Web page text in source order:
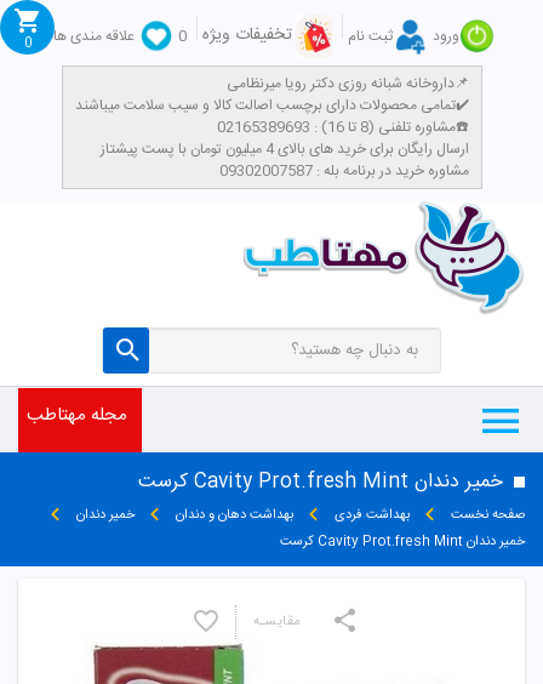
ورود ثبت نام تخفیفات ویژه 0
علاقه مندی ها
داروخانه شبانه روزی دکتر رویا میرنظامی📌
تمامی محصولات دارای برچسب اصالت کالا و سیب سلامت میباشند✔️
مشاوره تلفنی (8 تا 16) : 02165389693☎️
​ارسال رایگان برای خرید های بالای 4 میلیون تومان با پست پیشتاز
مشاوره خرید در برنامه بله : 09302007587
0
مجله مهتاطب
خمیر دندان Cavity Prot.fresh Mint کرست
صفحه نخست بهداشت فردی بهداشت دهان و دندان
خمیر دندان
خمیر دندان Cavity Prot.fresh Mint کرست
مقایسـه